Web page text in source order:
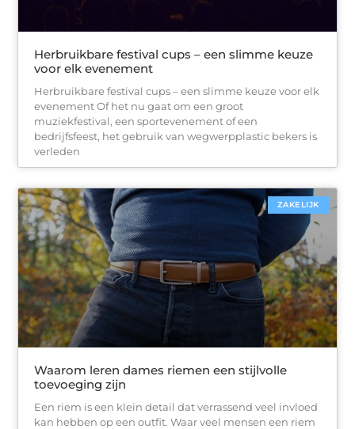
Herbruikbare festival cups – een slimme keuze
voor elk evenement
Herbruikbare festival cups – een slimme keuze voor elk
evenement Of het nu gaat om een groot
muziekfestival, een sportevenement of een
bedrijfsfeest, het gebruik van wegwerpplastic bekers is
verleden
ZAKELIJK
Waarom leren dames riemen een stijlvolle
toevoeging zijn
Een riem is een klein detail dat verrassend veel invloed
kan hebben op een outfit. Waar veel mensen een riem